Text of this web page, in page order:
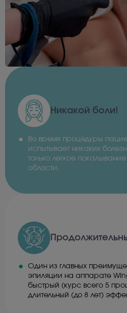
Никакой боли!
Во время процедуры
испытывает никаких
только легкое
области.
Один из главных
эпиляции на аппарате
быстрый (курс всего 5
длительный (до 8 лет)